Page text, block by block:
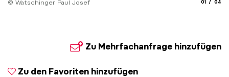
© Watschinger Paul Josef 01 04
Zu Mehrfachanfrage hinzufügen
Zu den Favoriten hinzufügen